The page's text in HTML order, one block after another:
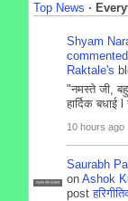
Top News ·
Shyam
commented
Raktale's
"नमस्ते जी,
हार्दिक बधाई
10 hours ago
सदस्य टीम प्रबंधन
Saurabh
on Ashok
post